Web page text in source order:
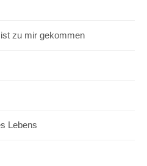
zu mir gekommen
Lebens